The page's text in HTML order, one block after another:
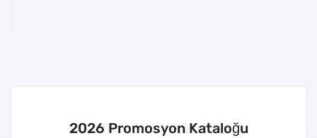
2026 Promosyon Kataloğu